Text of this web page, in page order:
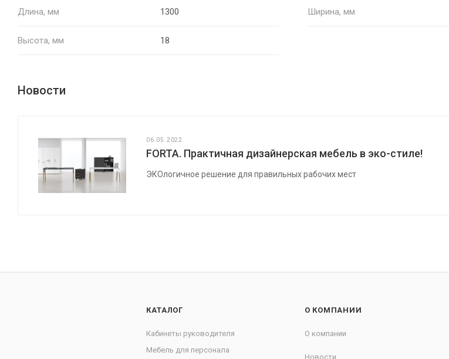
Длина, мм 1300 Ширина, мм
Высота, мм 18
Новости
06.05.2022
FORTA. Практичная дизайнерская мебель в эко-стиле!
ЭКОлогичное решение для правильных рабочих мест
КАТАЛОГ
Кабинеты руководителя
Мебель для персонала
О КОМПАНИИ
О компании
Новости